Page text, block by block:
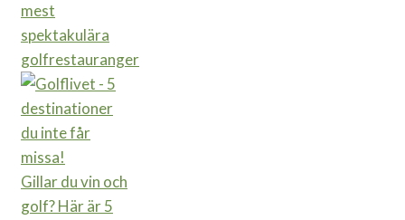
mest
spektakulära
golfrestauranger
Gillar du vin och
golf? Här är 5